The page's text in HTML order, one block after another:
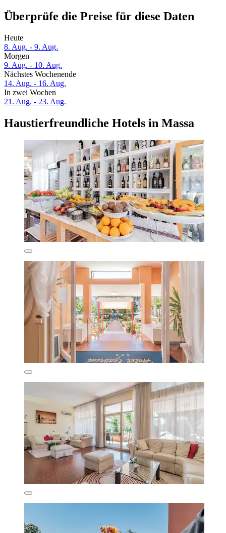
Überprüfe die Preise für diese Daten
Heute
8. Aug. - 9. Aug.
Morgen
9. Aug. - 10. Aug.
Nächstes Wochenende
14. Aug. - 16. Aug.
In zwei Wochen
21. Aug. - 23. Aug.
Haustierfreundliche Hotels in Massa